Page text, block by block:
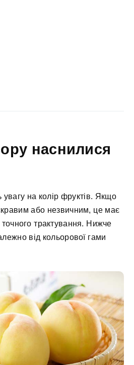
наснилися
увагу на колір фруктів. Якщо
або незвичним, це має
трактування. Нижче
від кольорової гами